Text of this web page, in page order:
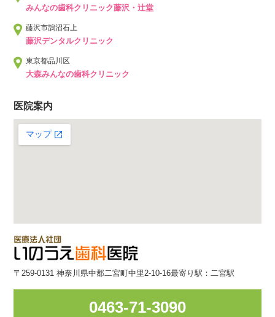
みんなの歯科クリニック藤沢・辻堂
藤沢市鵠沼石上
藤沢デンタルクリニック
東京都品川区
大森みんなの歯科クリニック
医院案内
〒259-0131 神奈川県中郡二宮町中里2-10-16最寄り駅：二宮駅
0463-71-3090